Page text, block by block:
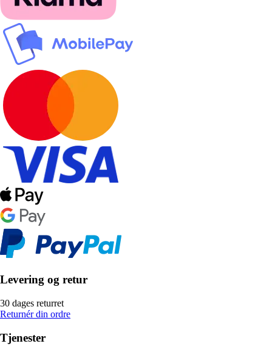
Levering og retur
30 dages returret
Returnér din ordre
Tjenester